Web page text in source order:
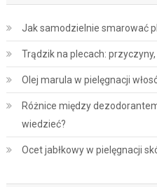
Jak samodzielnie smarować
Trądzik na plecach:
Olej marula w pielęgnacji
Różnice między
wiedzieć?
Ocet jabłkowy w pielęgnacji